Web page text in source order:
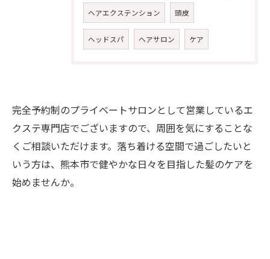
ヘアエクステンション 頭皮
ヘッドスパ ヘアサロン ケア
完全予約制のプライベートサロンとして営業しているエ
クステ専門店でございますので、周囲を気にすることな
くご相談いただけます。落ち着ける空間で過ごしたいと
いう方は、熊本市で健やかな日々を目指した髪のケアを
始めませんか。
ご予約・お問い合わせ